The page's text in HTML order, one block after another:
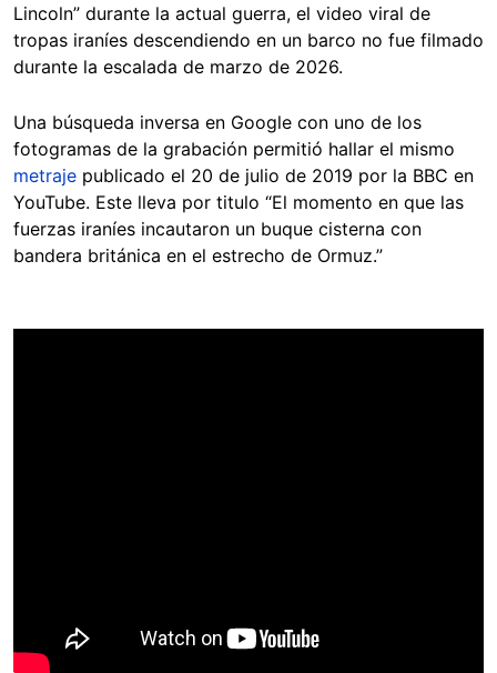
Lincoln” durante la actual guerra, el video viral de
tropas iraníes descendiendo en un barco no fue filmado
durante la escalada de marzo de 2026.
Una búsqueda inversa en Google con uno de los
fotogramas de la grabación permitió hallar el mismo
metraje publicado el 20 de julio de 2019 por la BBC en
YouTube. Este lleva por titulo “El momento en que las
fuerzas iraníes incautaron un buque cisterna con
bandera británica en el estrecho de Ormuz.”